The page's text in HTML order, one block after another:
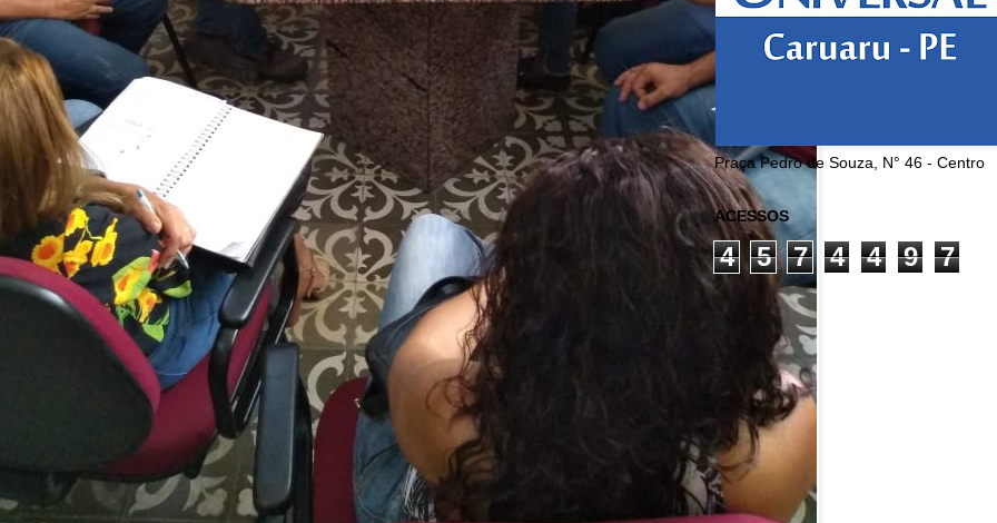
Praça Pedro de Souza, N° 46 - Centro
ACESSOS
4 5 7 4 4 9 7